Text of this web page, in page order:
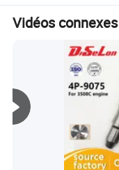
essence
Vidéos connexes